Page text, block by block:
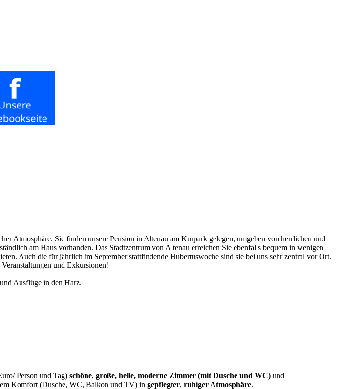
Atmosphäre. Sie finden unsere Pension in Altenau am Kurpark gelegen, umgeben von herrlichen und
am Haus vorhanden. Das Stadtzentrum von Altenau erreichen Sie ebenfalls bequem in wenigen
Auch die für jährlich im September stattfindende Hubertuswoche sind sie bei uns sehr zentral vor Ort.
und Exkursionen!
Ausflüge in den Harz.
Person und Tag) schöne, große, helle, moderne Zimmer (mit Dusche und WC) und
Komfort (Dusche, WC, Balkon und TV) in gepflegter, ruhiger Atmosphäre.